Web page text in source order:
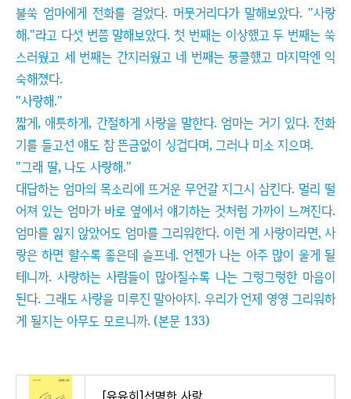
불쑥 엄마에게 전화를 걸었다. 머뭇거리다가 말해보았다. "사랑
해."라고 다섯 번쯤 말해보았다. 첫 번째는 이상했고 두 번째는 쑥
스러웠고 세 번째는 간지러웠고 네 번째는 뭉클했고 마지막엔 익
숙해졌다.
"사랑해."
짧게, 애틋하게, 간절하게 사랑을 말한다. 엄마는 거기 있다. 전화
기를 들고선 얘도 참 뜬금없이 싱겁다며, 그러나 미소 지으며.
"그래 딸, 나도 사랑해."
대답하는 엄마의 목소리에 뜨거운 무언갈 지그시 삼킨다. 멀리 떨
어져 있는 엄마가 바로 옆에서 얘기하는 것처럼 가까이 느껴진다.
엄마를 잃지 않았어도 엄마를 그리워한다. 이런 게 사랑이라면, 사
랑은 하면 할수록 좋은데 슬프네. 언젠가 나는 아주 많이 울게 될
테니까. 사랑하는 사람들이 많아질수록 나는 그렁그렁한 마음이
된다. 그래도 사랑을 미루진 말아야지. 우리가 언제 영영 그리워하
게 될지는 아무도 모르니까. (본문 133)